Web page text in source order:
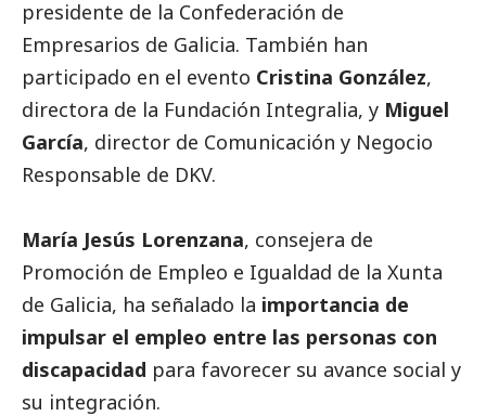
presidente de la Confederación de
Empresarios de Galicia. También han
participado en el evento Cristina González,
directora de la Fundación Integralia, y Miguel
García, director de Comunicación y Negocio
Responsable de DKV.
María Jesús Lorenzana, consejera de
Promoción de Empleo e Igualdad de la Xunta
de Galicia, ha señalado la importancia de
impulsar el empleo entre las personas con
discapacidad para favorecer su avance social y
su integración.